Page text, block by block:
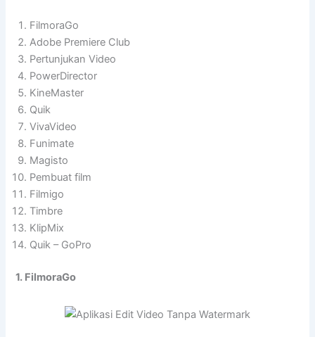
FilmoraGo
Adobe Premiere Club
Pertunjukan Video
PowerDirector
KineMaster
Quik
VivaVideo
Funimate
Magisto
Pembuat film
Filmigo
Timbre
KlipMix
Quik – GoPro
1. FilmoraGo